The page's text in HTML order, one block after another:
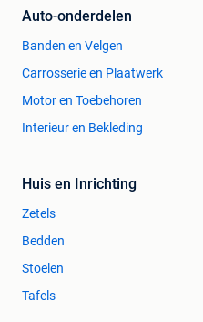
Auto-onderdelen
Banden en Velgen
Carrosserie en Plaatwerk
Motor en Toebehoren
Interieur en Bekleding
Huis en Inrichting
Zetels
Bedden
Stoelen
Tafels